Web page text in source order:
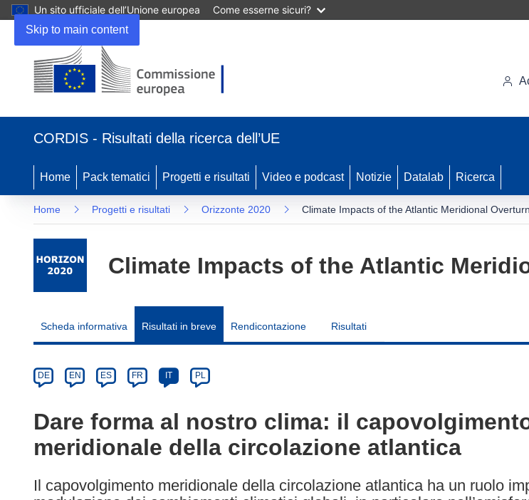
Skip to main content
Un sito ufficiale dell’Unione europea Come esserne sicuri?
in
nuova
finestra)
CORDIS - Risultati della ricerca dell’UE
Home Pack tematici Progetti e risultati Video e podcast Notizie Datalab Ricerca
Home Progetti e risultati Orizzonte 2020 Climate Impacts of the Atlantic Meridional
Climate Impacts of the Atlantic
Scheda informativa Risultati in breve Rendicontazione Risultati
Category
Article
available
the
following
languages:
DE EN ES FR IT PL
Dare forma al nostro clima: il
meridionale della circolazione atlantica
Il capovolgimento meridionale della circolazione atlantica ha un ruolo